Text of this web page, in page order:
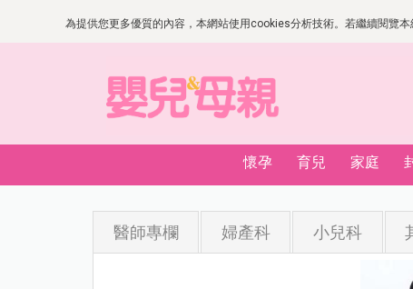
為提供您更多優質的內容，本網站使用cookies分析技術。若繼續閱覽
懷孕 育兒 家庭
醫師專欄 婦產科 小兒科